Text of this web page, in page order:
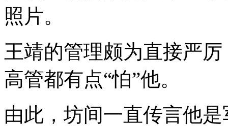
照片。
王靖的管理颇为直接严
高管都有点“怕”他。
由此，坊间一直传言他